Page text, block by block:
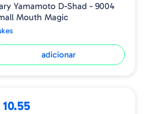
Yamamoto D-Shad - 9004
Mouth Magic
adicionar